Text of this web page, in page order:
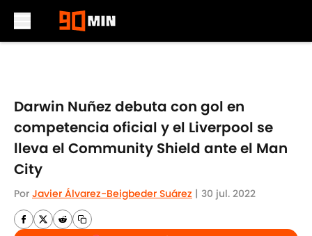
Darwin Nuñez debuta con gol en
competencia oficial y el Liverpool se
lleva el Community Shield ante el Man
City
Por Javier Álvarez-Beigbeder Suárez | 30 jul. 2022